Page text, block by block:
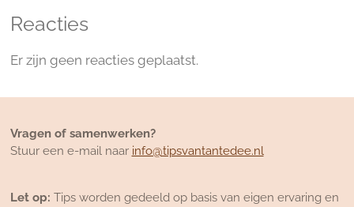
Reacties
Er zijn geen reacties geplaatst.
Vragen of samenwerken?
Stuur een e-mail naar info@tipsvantantedee.nl
Let op: Tips worden gedeeld op basis van eigen ervaring en